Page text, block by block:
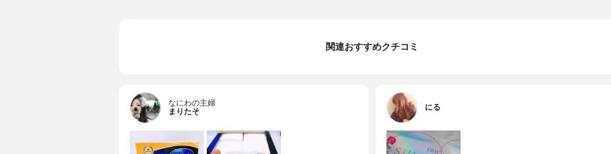
関連おすすめクチコミ
なにわの主婦
まりたそ
にる